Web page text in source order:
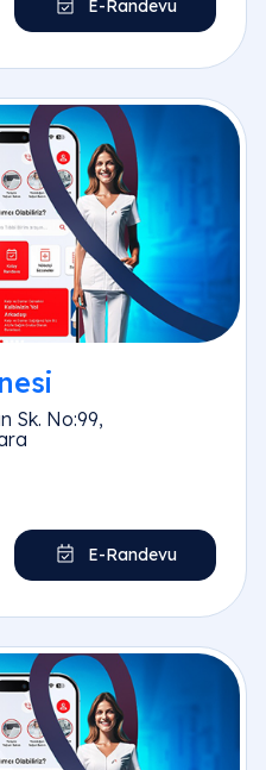
E-Randevu
Sk. No:99,
E-Randevu